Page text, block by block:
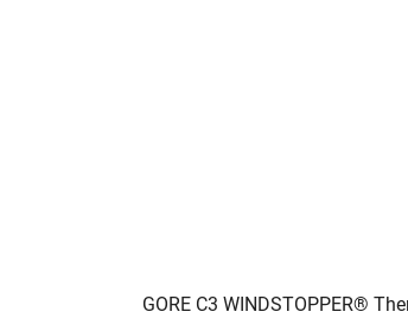
GORE C3 WINDSTOPPER®